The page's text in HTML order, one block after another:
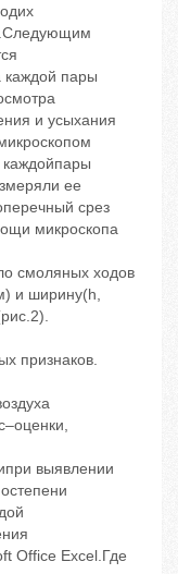
каждой пары
и усыхания
каждойпары
ее
срез
микроскопа
смоляных ходов
и ширину(h,
признаков.
выявлении
Office Excel.Где